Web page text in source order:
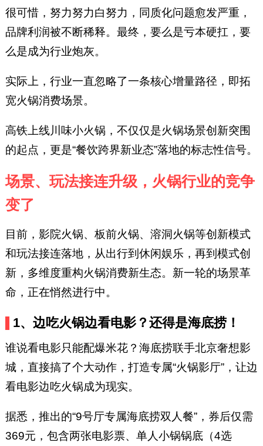
很可惜，努力努力白努力，同质化问题愈发严重，
品牌利润被不断稀释。最终，要么是亏本硬扛，要
么是成为行业炮灰。
实际上，行业一直忽略了一条核心增量路径，即拓
宽火锅消费场景。
高铁上线川味小火锅，不仅仅是火锅场景创新突围
的起点，更是“餐饮跨界新业态”落地的标志性信号。
场景、玩法接连升级，火锅行业的竞争
变了
目前，影院火锅、板前火锅、溶洞火锅等创新模式
和玩法接连落地，从出行到休闲娱乐，再到模式创
新，多维度重构火锅消费新生态。新一轮的场景革
命，正在悄然进行中。
1、边吃火锅边看电影？还得是海底捞！
谁说看电影只能配爆米花？海底捞联手北京奢想影
城，直接搞了个大动作，打造专属“火锅影厅”，让边
看电影边吃火锅成为现实。
据悉，推出的“9号厅专属海底捞双人餐”，券后仅需
369元，包含两张电影票、单人小锅锅底（4选